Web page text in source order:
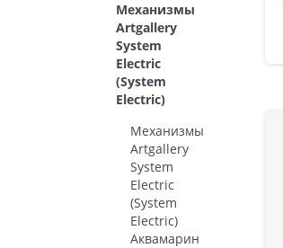
Механизмы
Artgallery
System
Electric
(System
Electric)
Механизмы
Artgallery
System
Electric
(System
Electric)
Аквамарин